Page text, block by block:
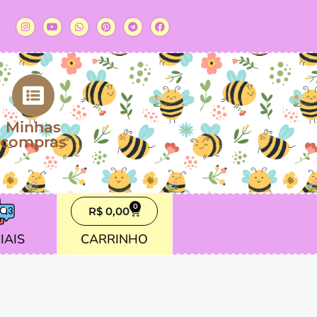
Minhas
compras
R$ 0,00 0
CARRINHO